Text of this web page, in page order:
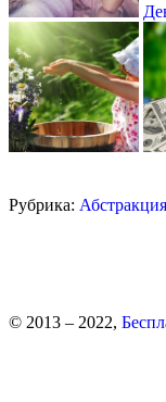
Рубрика: Абстракция
© 2013 – 2022,